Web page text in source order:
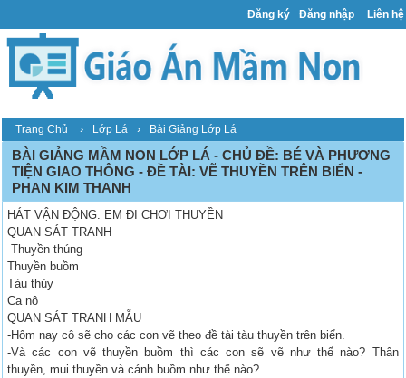
Đăng ký Đăng nhập Liên hệ
Trang Chủ › Lớp Lá › Bài Giảng Lớp Lá
BÀI GIẢNG MẦM NON LỚP LÁ - CHỦ ĐỀ: BÉ VÀ PHƯƠNG
TIỆN GIAO THÔNG - ĐỀ TÀI: VẼ THUYỀN TRÊN BIỂN -
PHAN KIM THANH
HÁT VẬN ĐỘNG: EM ĐI CHƠI THUYỀN
QUAN SÁT TRANH
Thuyền thúng
Thuyền buồm
Tàu thủy
Ca nô
QUAN SÁT TRANH MẪU
-Hôm nay cô sẽ cho các con vẽ theo đề tài tàu thuyền trên biển.
-Và các con vẽ thuyền buồm thì các con sẽ vẽ như thế nào? Thân
thuyền, mui thuyền và cánh buồm như thế nào?